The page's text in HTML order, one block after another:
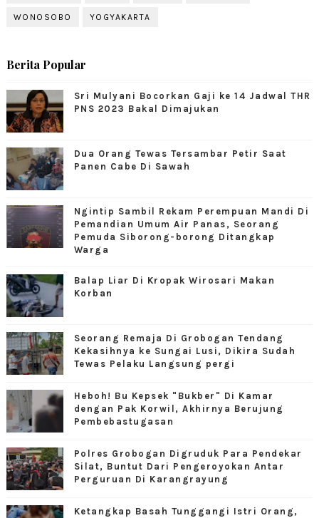
WONOSOBO YOGYAKARTA
Berita Popular
Sri Mulyani Bocorkan Gaji ke 14 Jadwal THR
PNS 2023 Bakal Dimajukan
Dua Orang Tewas Tersambar Petir Saat
Panen Cabe Di Sawah
Ngintip Sambil Rekam Perempuan Mandi Di
Pemandian Umum Air Panas, Seorang
Pemuda Siborong-borong Ditangkap
Warga
Balap Liar Di Kropak Wirosari Makan
Korban
Seorang Remaja Di Grobogan Tendang
Kekasihnya ke Sungai Lusi, Dikira Sudah
Tewas Pelaku Langsung pergi
Heboh! Bu Kepsek "Bukber" Di Kamar
dengan Pak Korwil, Akhirnya Berujung
Pembebastugasan
Polres Grobogan Digruduk Para Pendekar
Silat, Buntut Dari Pengeroyokan Antar
Perguruan Di Karangrayung
Ketangkap Basah Tunggangi Istri Orang,